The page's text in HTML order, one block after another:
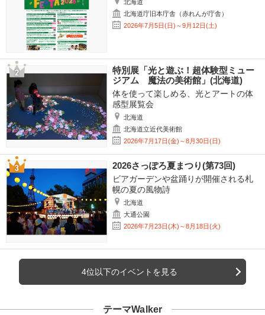
北海道
北海道庁旧本庁舎（赤れんが庁舎）
2026年7月5日(日)～9月12日(土)
特別展「光と遊ぶ！超体験型ミュー
ジアム 魔法の美術館」(北海道)
体を使って楽しめる、光とアートの体
感型展覧会
北海道
北海道立近代美術館
2026年7月17日(金)～8月30日(日)
2026さっぽろ夏まつり(第73回)
ビアガーデンや盆踊りが開催される札
幌の夏の風物詩
北海道
大通公園
2026年7月23日(木)～8月18日(火)
4位以下のイベントを見る
テーマWalker